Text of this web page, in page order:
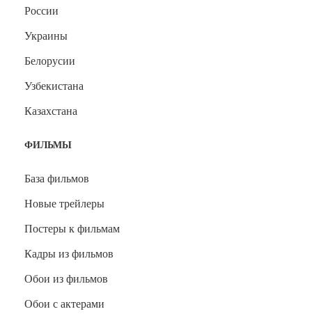
России
Украины
Белорусии
Узбекистана
Казахстана
ФИЛЬМЫ
База фильмов
Новые трейлеры
Постеры к фильмам
Кадры из фильмов
Обои из фильмов
Обои с актерами